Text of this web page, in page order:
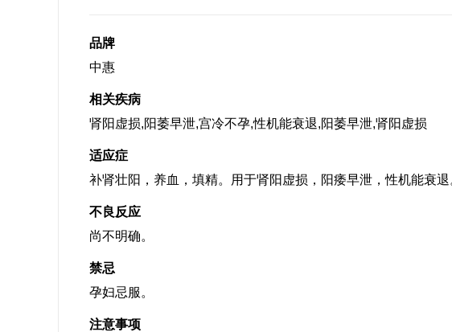
品牌
中惠
相关疾病
肾阳虚损,阳萎早泄,宫冷不孕,性机能衰退,阳萎早泄,肾阳虚损
适应症
补肾壮阳，养血，填精。用于肾阳虚损，阳痿早泄，性机能衰退
不良反应
尚不明确。
禁忌
孕妇忌服。
注意事项